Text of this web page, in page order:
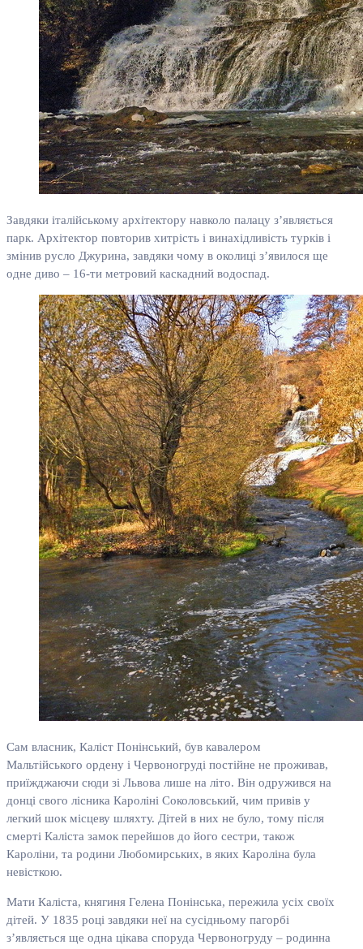
Завдяки італійському архітектору навколо палацу з’являється
парк. Архітектор повторив хитрість і винахідливість турків і
змінив русло Джурина, завдяки чому в околиці з’явилося ще
одне диво – 16-ти метровий каскадний водоспад.
Сам власник, Каліст Понінський, був кавалером
Мальтійського ордену і Червоногруді постійне не проживав,
приїжджаючи сюди зі Львова лише на літо. Він одружився на
донці свого лісника Кароліні Соколовський, чим привів у
легкий шок місцеву шляхту. Дітей в них не було, тому після
смерті Каліста замок перейшов до його сестри, також
Кароліни, та родини Любомирських, в яких Кароліна була
невісткою.
Мати Каліста, княгиня Гелена Понінська, пережила усіх своїх
дітей. У 1835 році завдяки неї на сусідньому пагорбі
з’являється ще одна цікава споруда Червоногруду – родинна